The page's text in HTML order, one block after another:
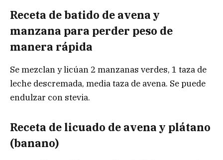
Receta de batido de avena y
manzana para perder peso de
manera rápida
Se mezclan y licúan 2 manzanas verdes, 1 taza de
leche descremada, media taza de avena. Se puede
endulzar con stevia.
Receta de licuado de avena y plátano
(banano)